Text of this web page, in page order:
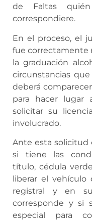
de Faltas
correspondiere.
En el proceso, el
fue correctamente
la graduación
circunstancias
deberá
para hacer lugar
solicitar su
involucrado.
Ante esta solicitud
si tiene las
título, cédula
liberar el
registral y en
corresponde y si
especial para